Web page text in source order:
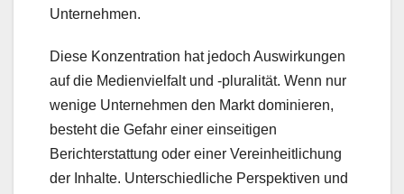
Unternehmen.
Diese Konzentration hat jedoch Auswirkungen
auf die Medienvielfalt und -pluralität. Wenn nur
wenige Unternehmen den Markt dominieren,
besteht die Gefahr einer einseitigen
Berichterstattung oder einer Vereinheitlichung
der Inhalte. Unterschiedliche Perspektiven und